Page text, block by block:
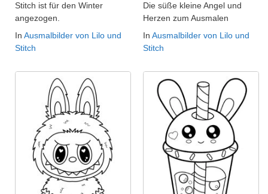
Stitch ist für den Winter
angezogen.
In Ausmalbilder von Lilo und
Stitch
Die süße kleine Angel und
Herzen zum Ausmalen
In Ausmalbilder von Lilo und
Stitch